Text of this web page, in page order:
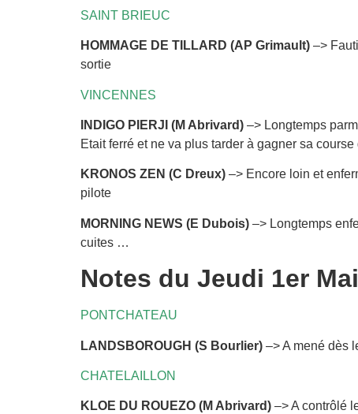
SAINT BRIEUC
HOMMAGE DE TILLARD (AP Grimault) –>
sortie
VINCENNES
INDIGO PIERJI (M Abrivard) –> Longtemps
Etait ferré et ne va plus tarder à gagner sa course
KRONOS ZEN (C Dreux) –> Encore loin et
pilote
MORNING NEWS (E Dubois) –> Longtemps
cuites …
Notes du Jeudi 1er
PONTCHATEAU
LANDSBOROUGH (S Bourlier) –> A mené dès
CHATELAILLON
KLOE DU ROUEZO (M Abrivard) –> A contrôlé